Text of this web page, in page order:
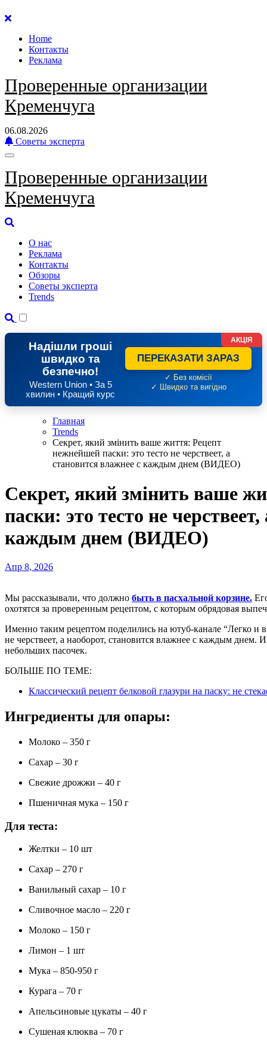
Перейти
содержанию
Home
Контакты
Реклама
Проверенные организации
Кременчуга
06.08.2026
Советы эксперта
Проверенные организации
Кременчуга
О нас
Реклама
Контакты
Обзоры
Советы эксперта
Trends
Надішли гроші
швидко та
безпечно!
Western Union • За 5
хвилин • Кращий курс
ПЕРЕКАЗАТИ ЗАРАЗ
✓ Без комісії
✓ Швидко та вигідно
АКЦІЯ
Главная
Trends
Секрет, який змінить ваше життя: Рецепт
нежнейшей паски: это тесто не черствеет, а
становится влажнее с каждым днем (ВИДЕО)
Секрет, який змінить ваше
паски: это тесто не
каждым днем (ВИДЕО)
Апр 8, 2026
Мы рассказывали, что должно быть в пасхальной корзине.
охотятся за проверенным рецептом, с которым обрядовая
Именно таким рецептом поделились на ютуб-канале “Легко и
не черствеет, а наоборот, становится влажнее с каждым днем.
небольших пасочек.
БОЛЬШЕ ПО ТЕМЕ:
Классический рецепт белковой глазури на паску: не
Ингредиенты для опары:
Молоко – 350 г
Сахар – 30 г
Свежие дрожжи – 40 г
Пшеничная мука – 150 г
Для теста:
Желтки – 10 шт
Сахар – 270 г
Ванильный сахар – 10 г
Сливочное масло – 220 г
Молоко – 150 г
Лимон – 1 шт
Мука – 850-950 г
Курага – 70 г
Апельсиновые цукаты – 40 г
Сушеная клюква – 70 г